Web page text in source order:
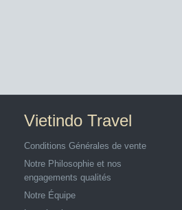
Vietindo Travel
Conditions Générales de vente
Notre Philosophie et nos
engagements qualités
Notre Équipe